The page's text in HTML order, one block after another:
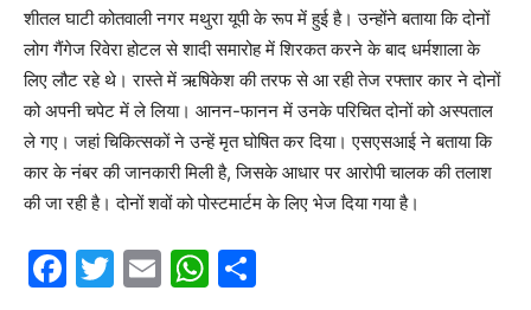
शीतल घाटी कोतवाली नगर मथुरा यूपी के रूप में हुई है। उन्होंने बताया कि दोनों
लोग गैंगेज रिवेरा होटल से शादी समारोह में शिरकत करने के बाद धर्मशाला के
लिए लौट रहे थे। रास्ते में ऋषिकेश की तरफ से आ रही तेज रफ्तार कार ने दोनों
को अपनी चपेट में ले लिया। आनन-फानन में उनके परिचित दोनों को अस्पताल
ले गए। जहां चिकित्सकों ने उन्हें मृत घोषित कर दिया। एसएसआई ने बताया कि
कार के नंबर की जानकारी मिली है, जिसके आधार पर आरोपी चालक की तलाश
की जा रही है। दोनों शवों को पोस्टमार्टम के लिए भेज दिया गया है।
F
T
E
W